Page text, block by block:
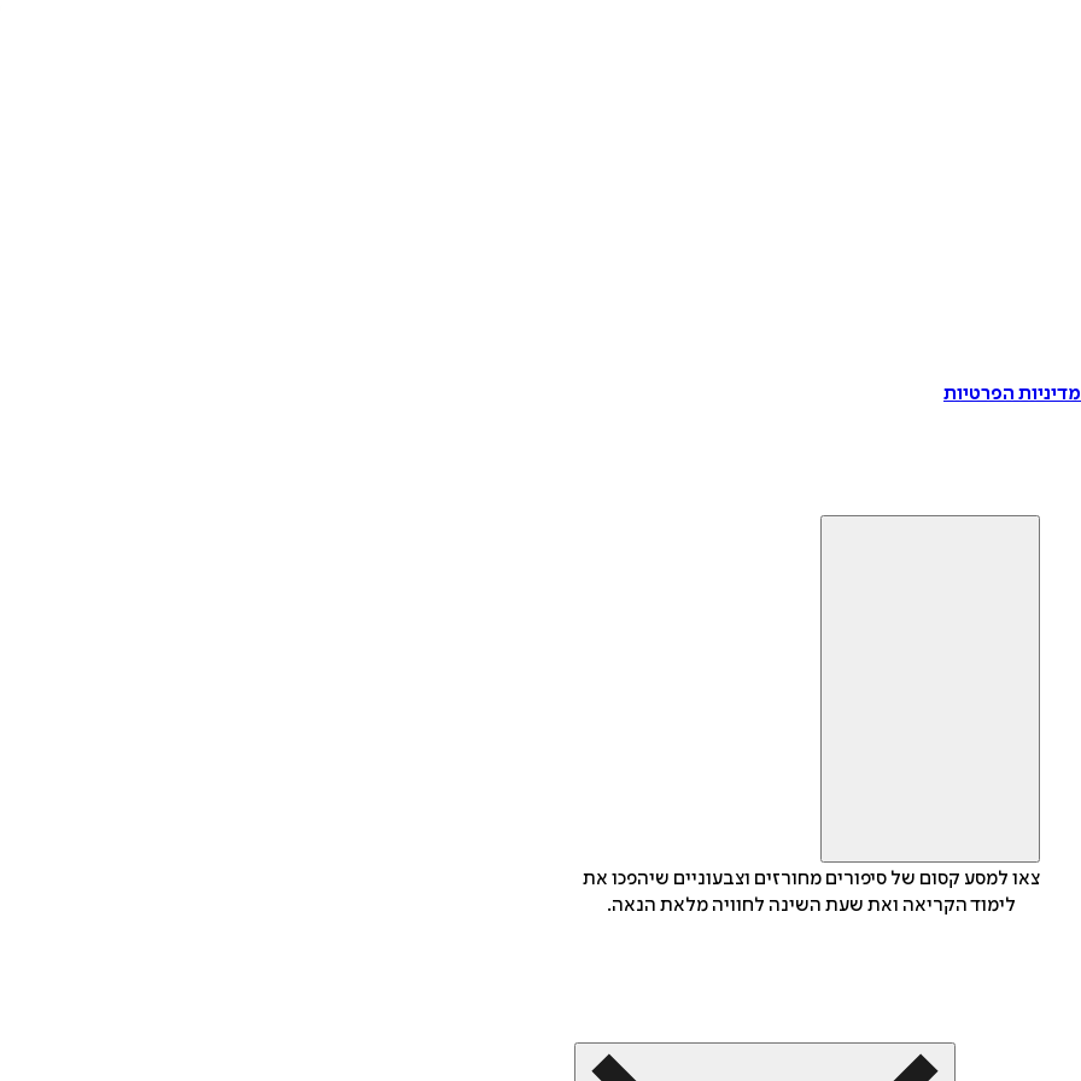
הפרטיות
צאו למסע קסום של סיפורים מחורזים וצבעוניים שיהפכו את
לימוד הקריאה ואת שעת השינה לחוויה מלאת הנאה.